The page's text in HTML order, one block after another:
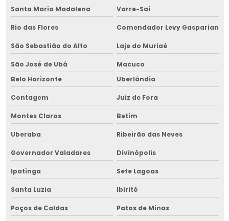
Empresa de gerenciamento de obras na bahia
Empresa de gestão de obras
Empresa de gestão de obras na bahia
Empresa de máquina de limpeza de grãos
Empresa de máquina de limpeza de grãos na bahia
Empresa de máquina de limpeza de grãos no nordeste
Empresa de picador de lenha
Empresa de picador de lenha na bahia
Empresa de picador de lenha no nordeste
Santa Maria Madalena Varre-Sai
Rio das Flores Comendador Levy Gasparian
São Sebastião do Alto Laje do Muriaé
São José de Ubá
Macuco
Belo Horizonte
Uberlândia
Contagem Juiz de Fora
Montes Claros Betim
Uberaba Ribeirão das Neves
Governador Valadares Divinópolis
Ipatinga Sete Lagoas
Santa Luzia Ibirité
Poços de Caldas Patos de Minas